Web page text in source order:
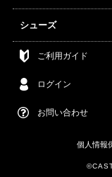
シューズ
ご利用ガイド
ログイン
お問い合わせ
個人情報